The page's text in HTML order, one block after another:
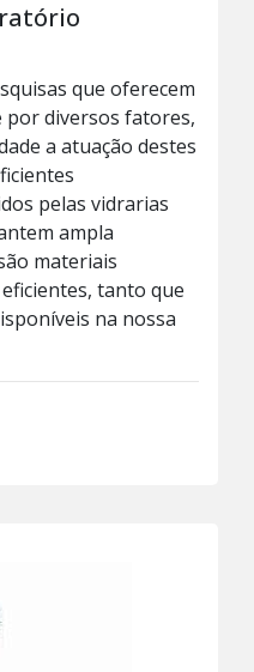
que oferecem
diversos fatores,
a atuação destes
pelas vidrarias
ampla
materiais
tanto que
na nossa